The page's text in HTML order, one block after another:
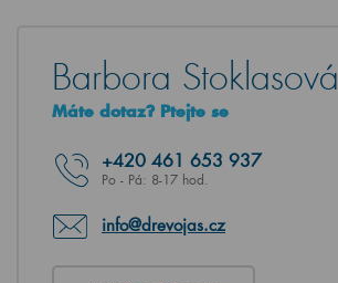
Barbora Stoklasová
Máte dotaz? Ptejte se
+420 461 653 937
Po - Pá: 8-17 hod.
info@drevojas.cz